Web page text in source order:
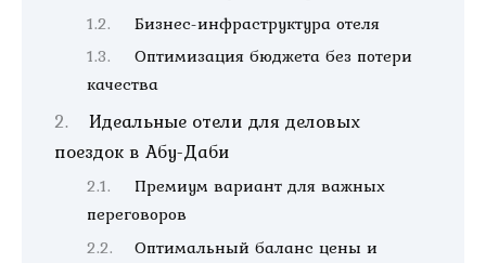
Бизнес-инфраструктура отеля
Оптимизация бюджета без потери
качества
Идеальные отели для деловых
поездок в Абу-Даби
Премиум вариант для важных
переговоров
Оптимальный баланс цены и